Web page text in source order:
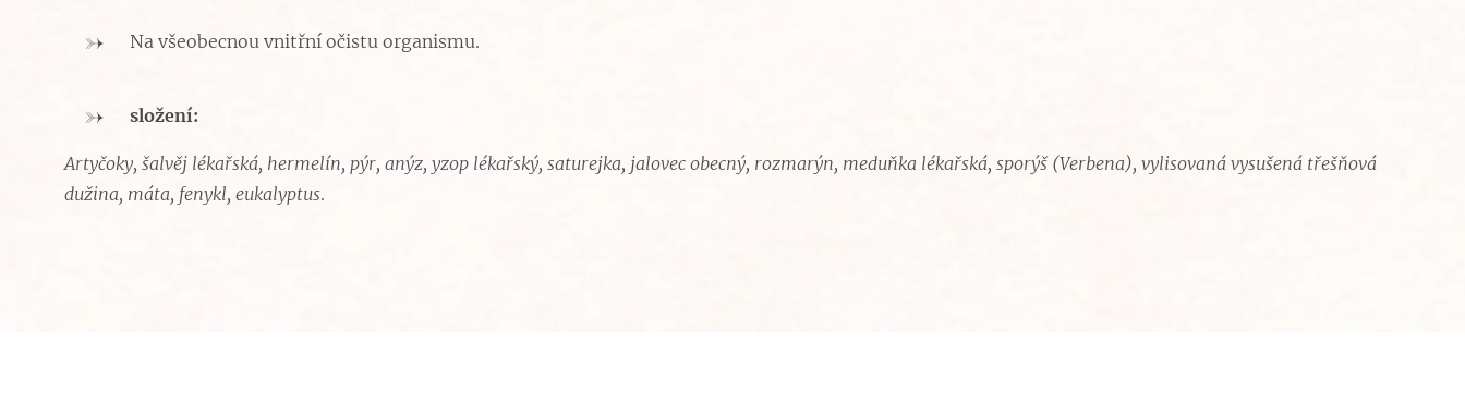
Na všeobecnou vnitřní očistu organismu.
složení:
Artyčoky, šalvěj lékařská, hermelín, pýr, anýz, yzop lékařský, saturejka, jalovec obecný, rozmarýn, meduňka lékařská, sporýš (Verbena), vylisovaná vysušená třešňová
dužina, máta, fenykl, eukalyptus.